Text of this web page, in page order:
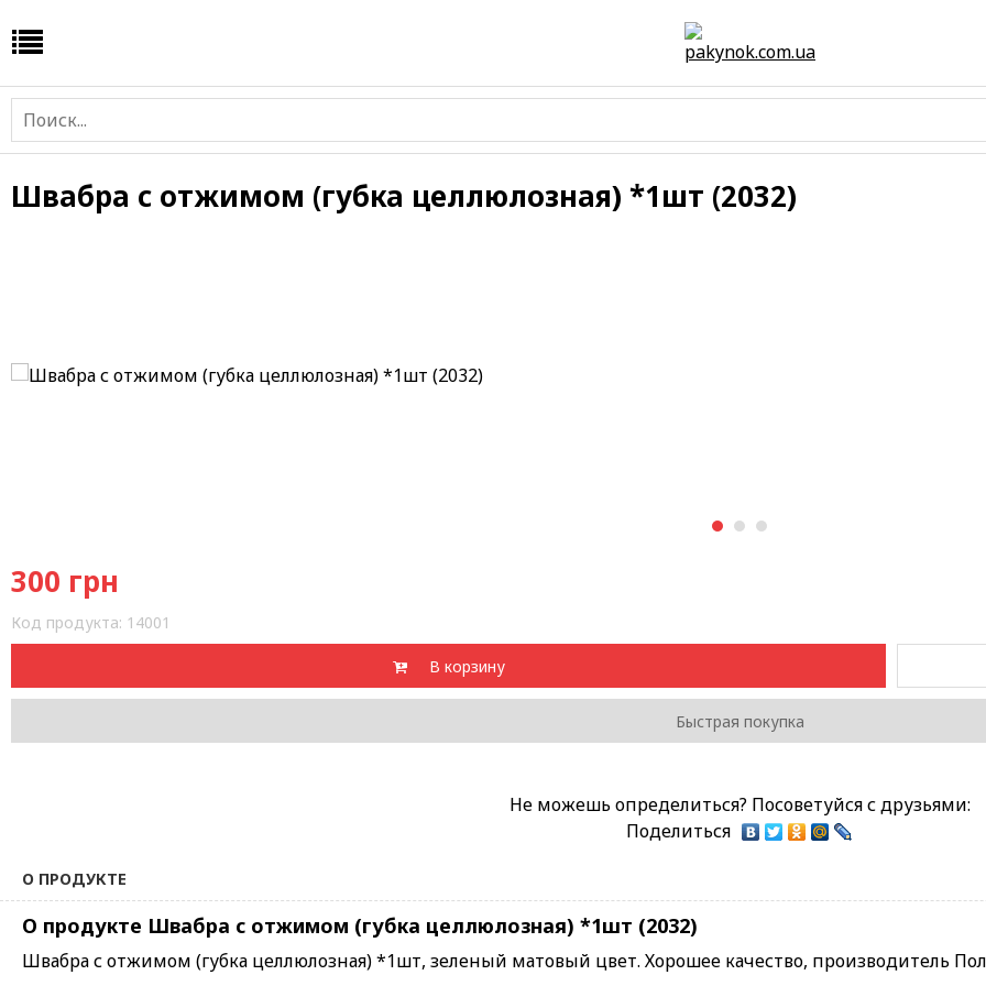
Швабра с отжимом (губка целлюлозная) *1шт (2032)
1 2 3
300 грн
Код продукта: 14001
В корзину
Быстрая покупка
Не можешь определиться? Посоветуйся с друзьями:
Поделиться
О ПРОДУКТЕ
О продукте Швабра с отжимом (губка целлюлозная) *1шт (2032)
Швабра с отжимом (губка целлюлозная) *1шт, зеленый матовый цвет. Хорошее качество, производитель